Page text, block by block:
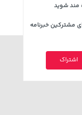
مند شوید
مشترکین خبرنامه
اشتراک